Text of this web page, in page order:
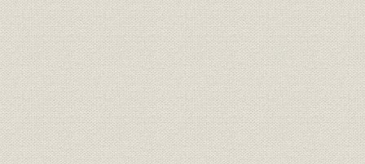
施設
開通当時の木浦駅、開通当時の
群山駅
大正2年5
市場;経営 群山府鉄道線路図 大正4年頃
市場;経営 木浦府鉄道路線図 大正3年10
催し
山県政務総監の湖南線開通式臨
場(木浦に於いて)
大正3年1